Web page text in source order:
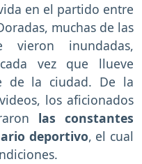
en el partido entre
muchas de las
inundadas,
vez que llueve
de la ciudad. De la
los aficionados
las constantes
deportivo, el cual